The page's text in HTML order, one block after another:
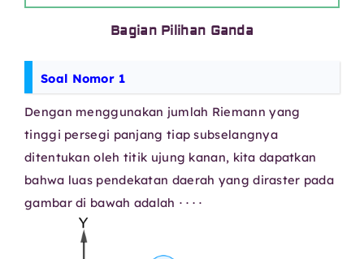
Bagian Pilihan Ganda
Soal Nomor 1
Dengan menggunakan jumlah Riemann yang
tinggi persegi panjang tiap subselangnya
ditentukan oleh titik ujung kanan, kita dapatkan
bahwa luas pendekatan daerah yang diraster pada
gambar di bawah adalah